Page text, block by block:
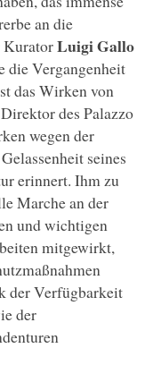
an die
KuratorLuigi Gallo
die Vergangenheit
das Wirken von
des Palazzo
wegen der
seines
erinnert. Ihm zu
Marche an der
und wichtigen
mitgewirkt,
der Verfügbarkeit
der